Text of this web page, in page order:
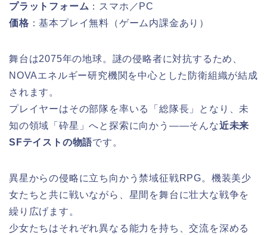
プラットフォーム ：スマホ／PC
価格 ：基本プレイ無料（ゲーム内課金あり）
舞台は2075年の地球。謎の侵略者に対抗するため、
NOVAエネルギー研究機関を中心とした防衛組織が結成
されます。
プレイヤーはその部隊を率いる「総隊長」となり、未
知の領域「砕星」へと探索に向かう――そんな近未来
SFテイストの物語です。
異星からの侵略に立ち向かう禁域征戦RPG。機装美少
女たちと共に戦いながら、星間を舞台に壮大な戦争を
繰り広げます。
少女たちはそれぞれ異なる能力を持ち、交流を深める